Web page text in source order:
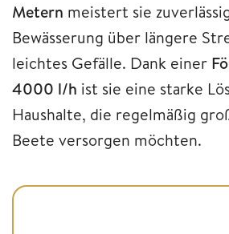
Metern meistert sie
Bewässerung über längere
leichtes Gefälle. Dank einer
4000 l/h ist sie eine starke
Haushalte, die regelmäßig
Beete versorgen möchten.